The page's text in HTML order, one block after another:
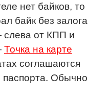
нет байков, то
байк без залога
слева от КПП и
Точка на карте
соглашаются
паспорта. Обычно